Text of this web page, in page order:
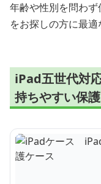
年齢や性別を問わ
をお探しの方に最適
iPad五世代対
持ちやすい保